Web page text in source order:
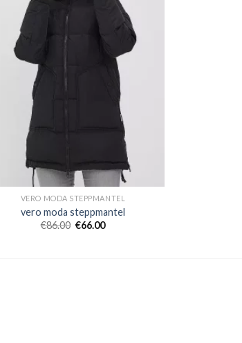
VERO MODA STEPPMANTEL
vero moda steppmantel
€86.00 €66.00